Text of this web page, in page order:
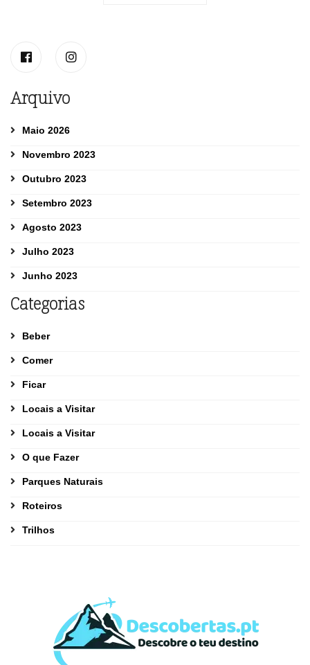
Arquivo
Maio 2026
Novembro 2023
Outubro 2023
Setembro 2023
Agosto 2023
Julho 2023
Junho 2023
Categorias
Beber
Comer
Ficar
Locais a Visitar
Locais a Visitar
O que Fazer
Parques Naturais
Roteiros
Trilhos